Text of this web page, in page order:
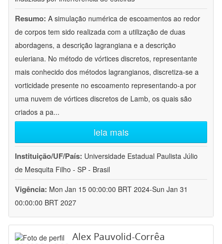
Resumo: A simulação numérica de escoamentos ao redor
de corpos tem sido realizada com a utilização de duas
abordagens, a descrição lagrangiana e a descrição
euleriana. No método de vórtices discretos, representante
mais conhecido dos métodos lagrangianos, discretiza-se a
vorticidade presente no escoamento representando-a por
uma nuvem de vórtices discretos de Lamb, os quais são
criados a pa...
leia mais
Instituição/UF/País: Universidade Estadual Paulista Júlio
de Mesquita Filho - SP - Brasil
Vigência: Mon Jan 15 00:00:00 BRT 2024-Sun Jan 31
00:00:00 BRT 2027
Alex Pauvolid-Corrêa